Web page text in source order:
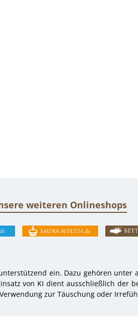
weiteren Onlineshops
ein. Dazu gehören unter
von KI dient ausschließlich der
zur Täuschung oder